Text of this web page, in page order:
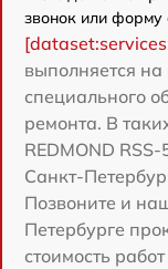
звонок или форму
выполняется на
специального
ремонта. В
REDMOND
Санкт-
Позвоните и
Петербурге
стоимость